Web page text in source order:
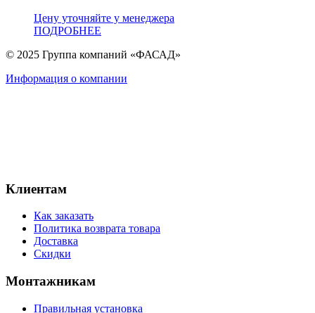
Цену уточняйте у менеджера
ПОДРОБНЕЕ
© 2025 Группа компаний «ФАСАД»
Информация о компании
Клиентам
Как заказать
Политика возврата товара
Доставка
Скидки
Монтажникам
Правильная установка